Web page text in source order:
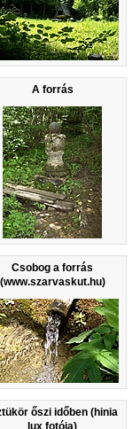
A forrás
Csobog a forrás
(www.szarvaskut.hu)
őszi időben (hinia
lux fotója)